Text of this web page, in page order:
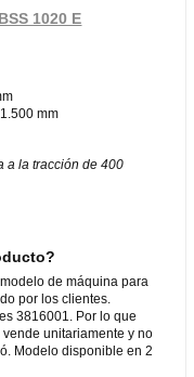
1020 E
mm
a la tracción de 400
de máquina para
por los clientes.
3816001. Por lo que
unitariamente y no
Modelo disponible en 2